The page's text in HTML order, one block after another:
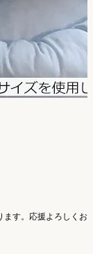
す。 応援よろしくお